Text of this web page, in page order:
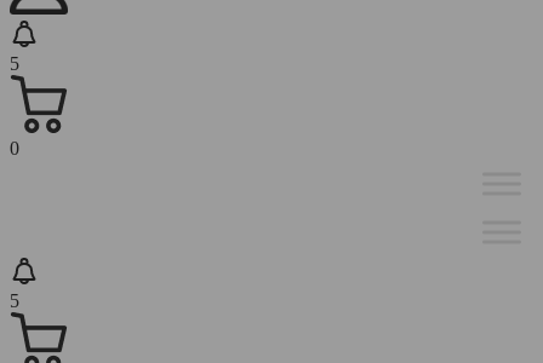
5
0
5